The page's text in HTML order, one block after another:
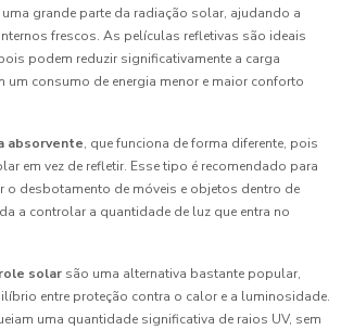
grande parte da radiação solar, ajudando a
frescos. As películas refletivas são ideais
podem reduzir significativamente a carga
um consumo de energia menor e maior conforto
absorvente, que funciona de forma diferente, pois
em vez de refletir. Esse tipo é recomendado para
o desbotamento de móveis e objetos dentro de
a controlar a quantidade de luz que entra no
solar são uma alternativa bastante popular,
entre proteção contra o calor e a luminosidade.
uma quantidade significativa de raios UV, sem